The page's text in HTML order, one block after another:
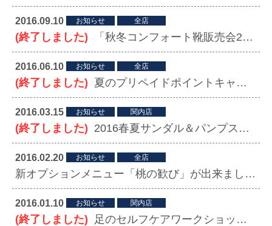
2016.09.10 お知らせ 全店
(終了しました) 「秋冬コンフォート靴販売会2016」開催決定
2016.06.10 お知らせ 全店
(終了しました) 夏のプリペイドポイントキャンペーンがスタートしました！ 2016.7.31（日）まで
2016.03.15 お知らせ 関内店
(終了しました) 2016春夏サンダル＆パンプス販売会＠横浜関内店 のお知らせ
2016.02.20 お知らせ 全店
新オプションメニュー「桃の歓び」が出来ました！
2016.01.10 お知らせ 関内店
(終了しました) 足のセルフケアワークショップ開催決定 関内店